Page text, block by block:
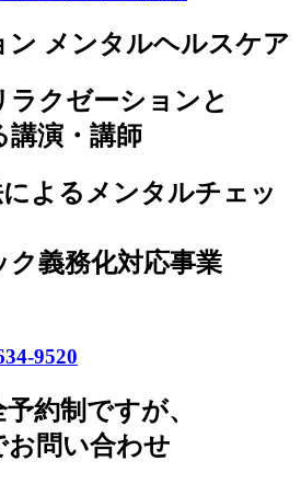
ン メンタルヘルスケア
クゼーションと
講演・講師
よるメンタルチェッ
義務化対応事業
9520
約制ですが、
お問い合わせ